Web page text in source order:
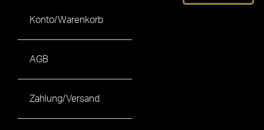
Konto/Warenkorb
AGB
Zahlung/Versand